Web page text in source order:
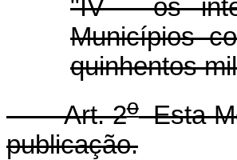
"IV - os
Municípios
quinhentos
Art. 2oEsta
publicação.